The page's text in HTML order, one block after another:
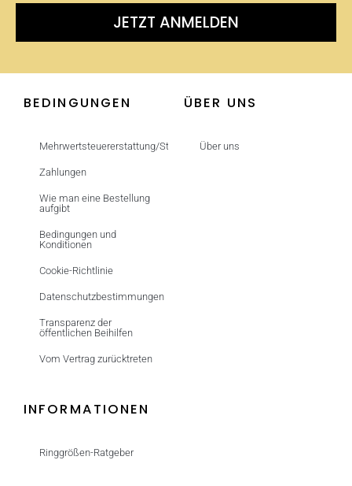
JETZT ANMELDEN
BEDINGUNGEN
Mehrwertsteuererstattung/Steuerfrei
Zahlungen
Wie man eine Bestellung
aufgibt
Bedingungen und
Konditionen
Cookie-Richtlinie
Datenschutzbestimmungen
Transparenz der
öffentlichen Beihilfen
Vom Vertrag zurücktreten
ÜBER UNS
Über uns
INFORMATIONEN
Ringgrößen-Ratgeber